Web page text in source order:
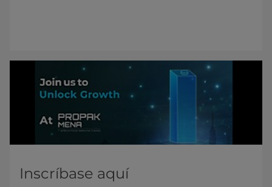
Inscríbase aquí